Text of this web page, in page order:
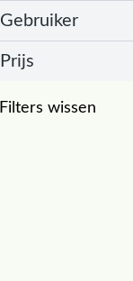
Gebruiker
Prijs
Filters wissen